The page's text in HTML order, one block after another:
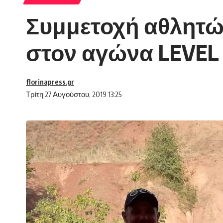
Συμμετοχή
στον αγώνα LEVEL
Τρίτη 27 Αυγούστου, 2019 13:25
florinapress.gr